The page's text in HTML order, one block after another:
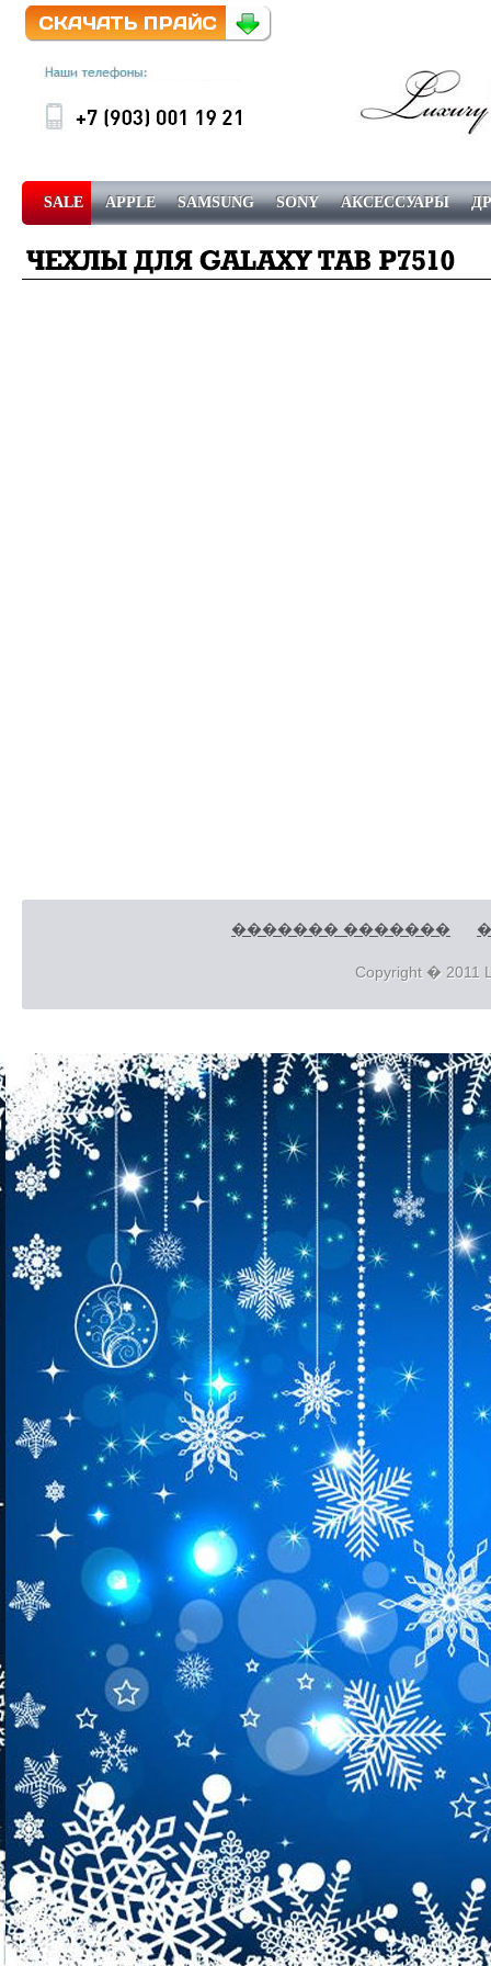
SALE APPLE SAMSUNG SONY АКСЕССУАРЫ
������ � �������� ��������
������� �������
Copyright � 2011